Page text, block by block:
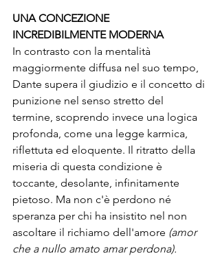
UNA CONCEZIONE
INCREDIBILMENTE MODERNA
In contrasto con la mentalità
maggiormente diffusa nel suo tempo,
Dante supera il giudizio e il concetto di
punizione nel senso stretto del
termine, scoprendo invece una logica
profonda, come una legge karmica,
riflettuta ed eloquente. Il ritratto della
miseria di questa condizione è
toccante, desolante, infinitamente
pietoso. Ma non c'è perdono né
speranza per chi ha insistito nel non
ascoltare il richiamo dell'amore (amor
che a nullo amato amar perdona).